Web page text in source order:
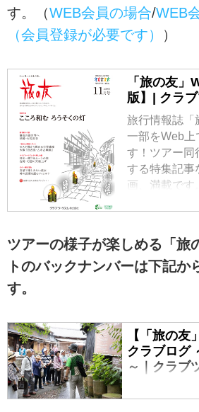
す。（WEB会員の場合/WEB
（会員登録が必要です）
）
「旅の友」
版】| クラ
旅行情報誌「
一部をWeb上
す！ツアー同
する特集記事
画、満載です
※「旅の友」
ツアーの様子が楽しめる「旅
トのバックナンバーは下記か
す。
【「旅の友
クラブログ
～｜クラブ